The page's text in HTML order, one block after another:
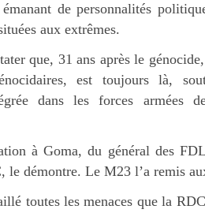
de personnalités
aux extrêmes.
que, 31 ans après le
est toujours là,
dans les forces armées
à Goma, du général des
le démontre. Le M23 l’a remis
toutes les menaces que la